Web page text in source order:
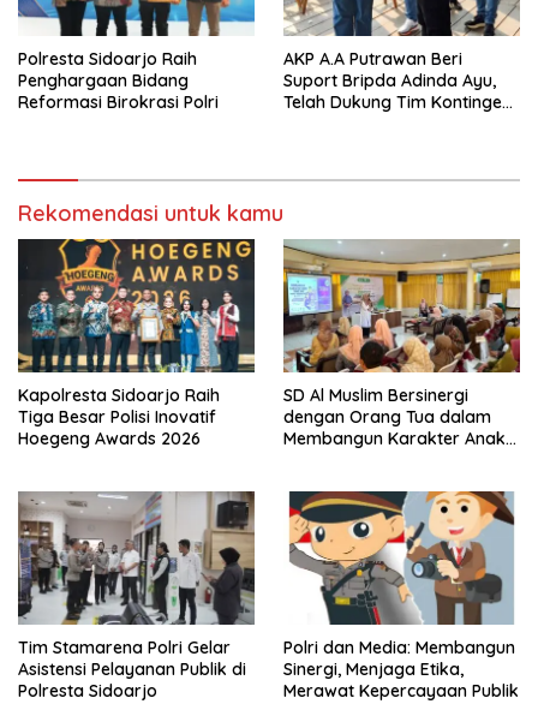
Polresta Sidoarjo Raih
Penghargaan Bidang
Reformasi Birokrasi Polri
AKP A.A Putrawan Beri
Suport Bripda Adinda Ayu,
Telah Dukung Tim Kontingen
Rekomendasi untuk kamu
Kapolresta Sidoarjo Raih
Tiga Besar Polisi Inovatif
Hoegeng Awards 2026
SD Al Muslim Bersinergi
dengan Orang Tua dalam
Membangun Karakter Anak
Tim Stamarena Polri Gelar
Asistensi Pelayanan Publik di
Polresta Sidoarjo
Polri dan Media: Membangun
Sinergi, Menjaga Etika,
Merawat Kepercayaan Publik